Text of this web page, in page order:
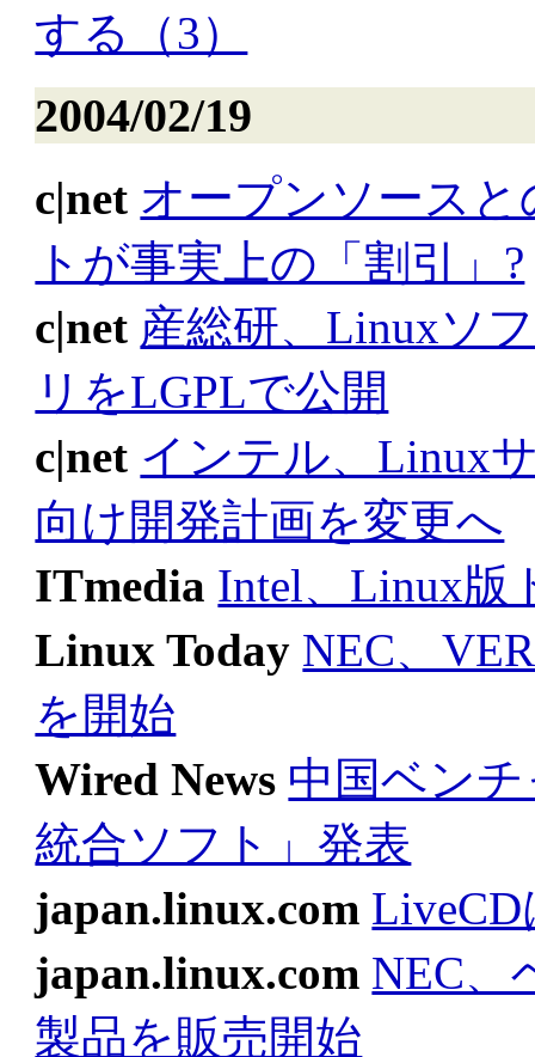
する（3）
2004/02/19
c|net オープンソース
トが事実上の「割引」?
c|net 産総研、Linuxソ
リをLGPLで公開
c|net インテル、Linux
向け開発計画を変更へ
ITmedia Intel、Linux版
Linux Today NEC、
を開始
Wired News 中国ベン
統合ソフト」発表
japan.linux.com
japan.linux.com NEC、
製品を販売開始